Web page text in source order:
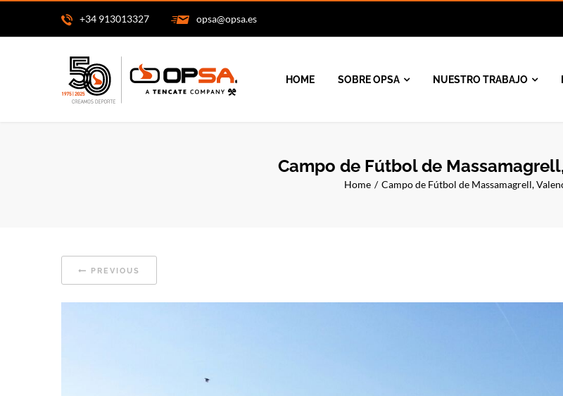
+34 913013327 opsa@opsa.es
HOME SOBRE OPSA NUESTRO TRABAJO
Campo de Fútbol de
Home Campo de Fútbol de Massamagrell,
PREVIOUS